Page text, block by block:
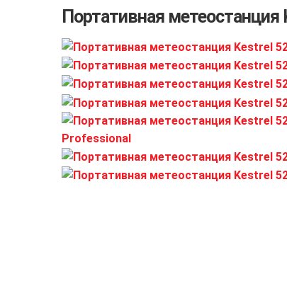
Портативная метеостанция